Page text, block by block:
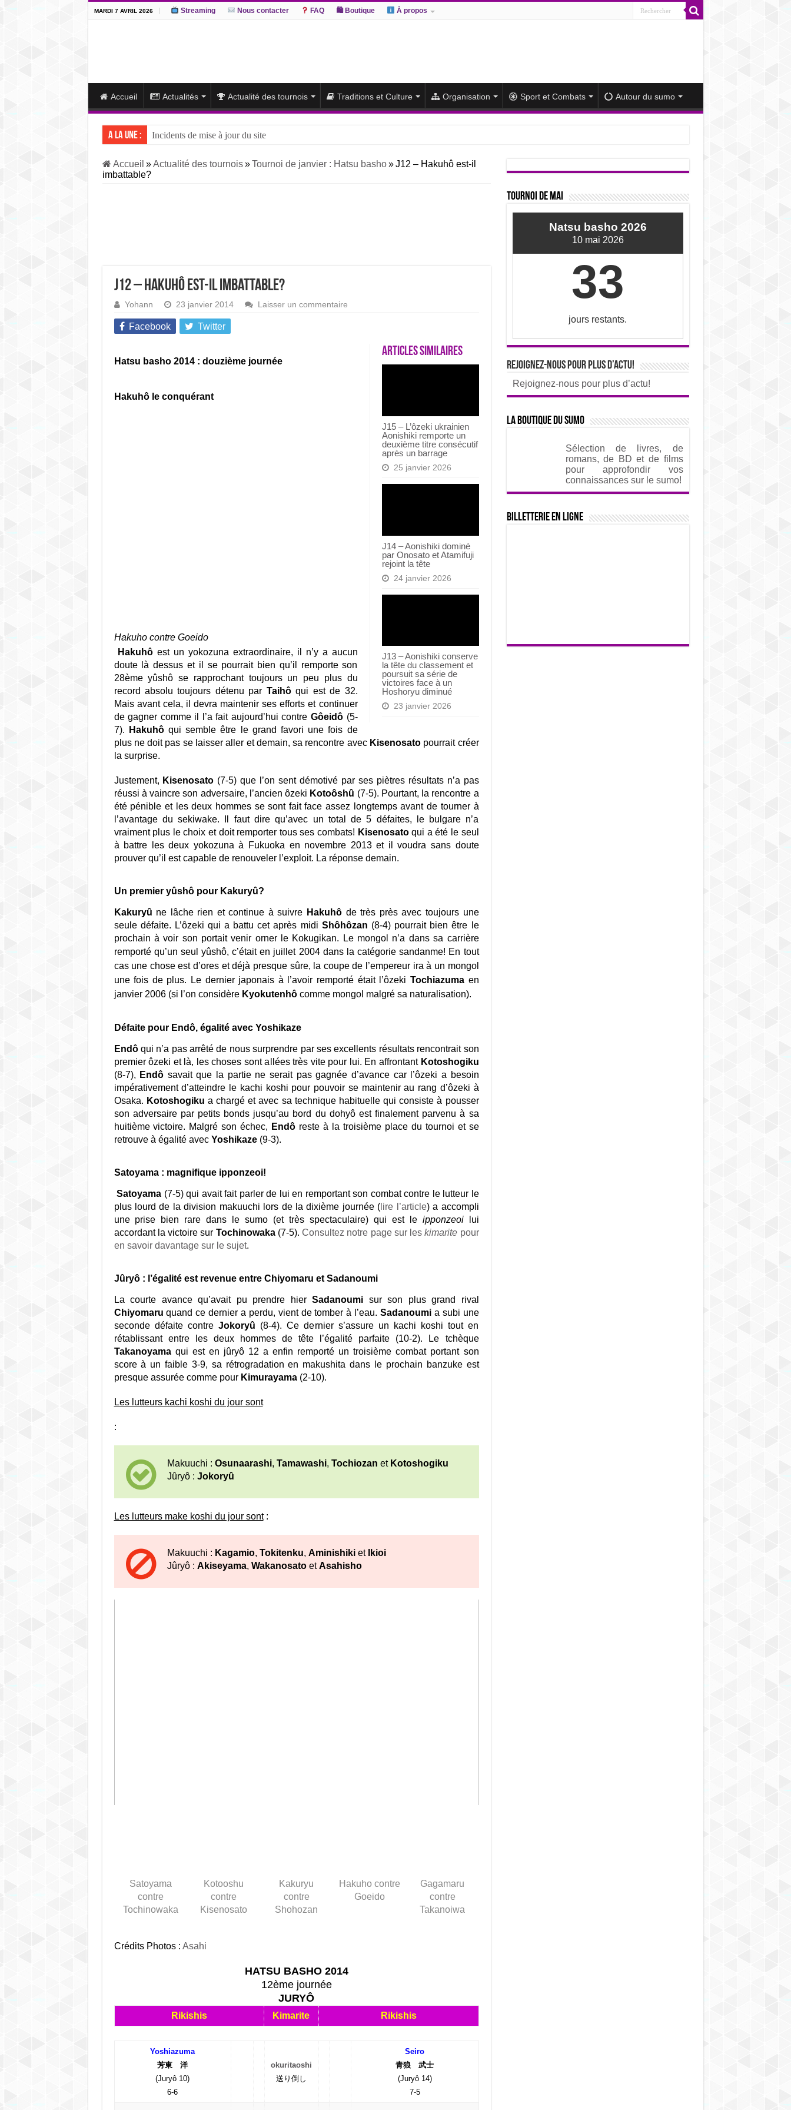
MARDI 7 AVRIL 2026 Streaming Nous contacter FAQ 🛍 Boutique À propos
Accueil Actualités Actualité des tournois Traditions et Culture Organisation Sport et Combats Autour du sumo
A la une :
Incidents de mise à jour du site
J13 – Aonishiki conserve la tête du classement et poursuit sa série de victoires face à un Hoshoryu diminué
Accueil » Actualité des tournois » Tournoi de janvier : Hatsu basho » J12 – Hakuhô est-il
imbattable?
J12 – Hakuhô est-il imbattable?
Yohann 23 janvier 2014 Laisser un commentaire
Facebook Twitter
Articles similaires
J15 – L’ôzeki ukrainien
Aonishiki remporte un
deuxième titre consécutif
après un barrage
25 janvier 2026
J14 – Aonishiki dominé
par Onosato et Atamifuji
rejoint la tête
24 janvier 2026
J13 – Aonishiki conserve
la tête du classement et
poursuit sa série de
victoires face à un
Hoshoryu diminué
23 janvier 2026
Hatsu basho 2014 : douzième journée
Hakuhô le conquérant
Hakuho contre Goeido
Hakuhô est un yokozuna extraordinaire, il n’y a aucun
doute là dessus et il se pourrait bien qu’il remporte son
28ème yûshô se rapprochant toujours un peu plus du
record absolu toujours détenu par Taihôqui est de 32.
Mais avant cela, il devra maintenir ses efforts et continuer
de gagner comme il l’a fait aujourd’hui contre Gôeidô (5-
7).
Hakuhôqui semble être le grand favori une fois de
plus ne doit pas se laisser aller et demain, sa rencontre avec Kisenosatopourrait créer
la surprise.
Justement, Kisenosato (7-5) que l’on sent démotivé par ses piètres résultats n’a pas
réussi à vaincre son adversaire, l’ancien ôzeki Kotoôshû (7-5). Pourtant, la rencontre a
été pénible et les deux hommes se sont fait face assez longtemps avant de tourner à
l’avantage du sekiwake. Il faut dire qu’avec un total de 5 défaites, le bulgare n’a
vraiment plus le choix et doit remporter tous ses combats! Kisenosatoqui a été le seul
à battre les deux yokozuna à Fukuoka en novembre 2013 et il voudra sans doute
prouver qu’il est capable de renouveler l’exploit. La réponse demain.
Un premier yûshô pour Kakuryû?
Kakuryû ne lâche rien et continue à suivre Hakuhô de très près avec toujours une
seule défaite. L’ôzeki qui a battu cet après midi Shôhôzan (8-4) pourrait bien être le
prochain à voir son portait venir orner le Kokugikan. Le mongol n’a dans sa carrière
remporté qu’un seul yûshô, c’étaiten juillet 2004 dans la catégorie sandanme! En tout
cas une chose est d’ores et déjà presque sûre, la coupe de l’empereur ira à un mongol
une fois de plus. Le dernier japonais à l’avoir remporté était l’ôzeki Tochiazumaen
janvier 2006 (si l’on considère Kyokutenhôcomme mongol malgré sa naturalisation).
Défaite pour Endô, égalité avec Yoshikaze
Endôqui n’a pas arrêté de nous surprendre par ses excellents résultats rencontrait son
premier ôzeki et là, les choses sont allées très vite pour lui. En affrontant Kotoshogiku
(8-7), Endô savait que la partie ne serait pas gagnée d’avance car l’ôzeki a besoin
impérativement d’atteindre le kachi koshi pour pouvoir se maintenir au rang d’ôzeki à
Osaka. Kotoshogiku a chargé et avec sa technique habituelle qui consiste à pousser
son adversaire par petits bonds jusqu’au bord du dohyô est finalement parvenu à sa
huitième victoire. Malgré son échec, Endô reste à la troisième place du tournoi et se
retrouve à égalité avec Yoshikaze(9-3).
Satoyama : magnifique ipponzeoi!
Satoyama (7-5) qui avait fait parler de lui en remportant son combat contre le lutteur le
plus lourd de la division makuuchi lors de la dixième journée ( lire l’article) a accompli
une prise bien rare dans le sumo (et très spectaculaire) qui est le ipponzeoi
lui
accordant la victoire sur Tochinowaka(7-5). Consultez notre page sur leskimarite pour
en savoir davantage sur le sujet.
Jûryô : l’égalité est revenue entre Chiyomaru et Sadanoumi
La courte avance qu’avait pu prendre hier Sadanoumi sur son plus grand rival
Chiyomaru quand ce dernier a perdu, vient de tomber à l’eau. Sadanoumia subi une
seconde défaite contre Jokoryû (8-4). Ce dernier s’assure un kachi koshi tout en
rétablissant entre les deux hommes de tête l’égalité parfaite (10-2). Le tchèque
Takanoyamaqui est en jûryô 12 a enfin remporté un troisième combat portant son
score à un faible 3-9, sa rétrogradation en makushita dans le prochain banzuke est
presque assurée comme pour Kimurayama(2-10).
Les lutteurs kachi koshi du jour sont
:
Makuuchi : Osunaarashi, Tamawashi, Tochiozan et Kotoshogiku
Jûryô : Jokoryû
Les lutteurs make koshi du jour sont:
Makuuchi : Kagamio, Tokitenku, Aminishikiet Ikioi
Jûryô : Akiseyama, WakanosatoetAsahisho
Satoyama
contre
Tochinowaka
Kotooshu
contre
Kisenosato
Kakuryu
contre
Shohozan
Hakuho contre
Goeido
Gagamaru
contre
Takanoiwa
Crédits Photos : Asahi
HATSU BASHO 2014
12ème journée
JURYÔ
Rikishis Kimarite Rikishis
Yoshiazuma
芳東 洋
(Juryô 10)
6-6
okuritaoshi
送り倒し
Seiro
青狼 武士
(Juryô 14)
7-5
Tournoi de mai
Natsu basho 2026
10 mai 2026
33
jours restants.
Rejoignez-nous pour plus d’actu!
Rejoignez-nous pour plus d’actu!
La boutique du sumo
Sélection de livres, de
romans, de BD et de films
pour approfondir vos
connaissances sur le sumo!
Billetterie en ligne